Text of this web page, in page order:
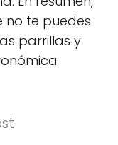
no te puedes
parrillas y